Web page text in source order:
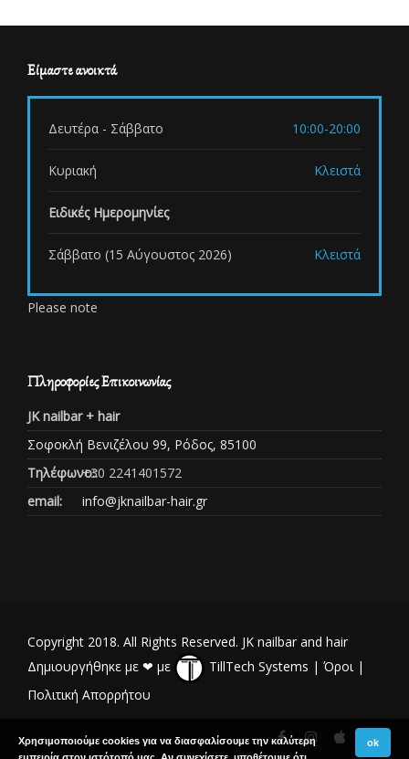
Είμαστε ανοικτά
Δευτέρα - Σάββατο 10:00-20:00
Κυριακή Κλειστά
Ειδικές Ημερομηνίες
Σάββατο (15 Αύγουστος 2026) Κλειστά
Please note
Πληροφορίες Επικοινωνίας
JK nailbar + hair
Σοφοκλή Βενιζέλου 99, Ρόδος, 85100
Τηλέφωνο::+30 2241401572
email:
info@jknailbar-hair.gr
Copyright 2018. All Rights Reserved. JK nailbar and hair
Δημιουργήθηκε με ❤ με
TillTech Systems | Όροι|
Πολιτική Απορρήτου
Χρησιμοποιούμε cookies για να διασφαλίσουμε την καλύτερη
ok